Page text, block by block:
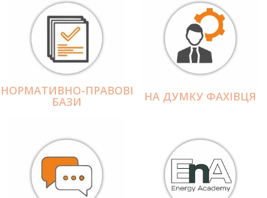
НОРМАТИВНО-ПРАВОВІ
БАЗИ НА ДУМКУ ФАХІВЦЯ